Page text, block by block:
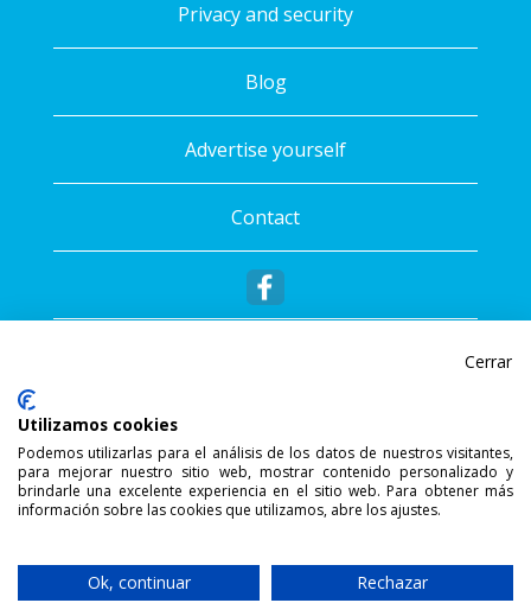
Privacy and security
Blog
Advertise yourself
Contact
Copyright © 2026 - Sportalis®. All rights
reserved.
SSL Secure Connection
Cerrar
Utilizamos cookies
Podemos utilizarlas para el análisis de los datos de nuestros visitantes,
para mejorar nuestro sitio web, mostrar contenido personalizado y
brindarle una excelente experiencia en el sitio web. Para obtener más
información sobre las cookies que utilizamos, abre los ajustes.
Ok, continuar Rechazar